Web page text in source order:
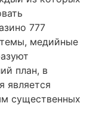
777
медийные
план, в
является
существенных